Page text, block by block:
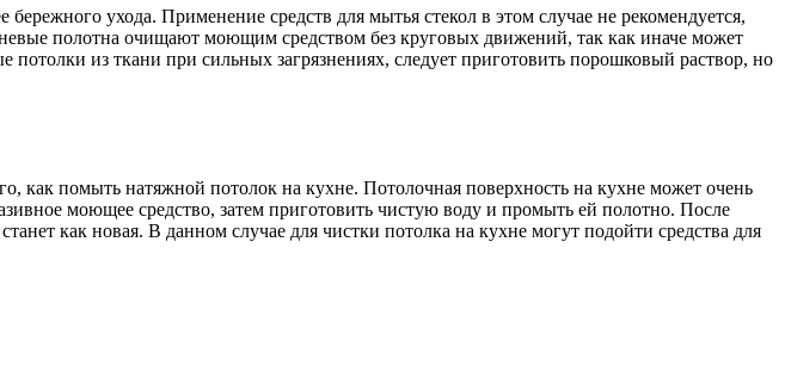
ухода. Применение средств для мытья стекол в этом случае не рекомендуется,
полотна очищают моющим средством без круговых движений, так как иначе может
из ткани при сильных загрязнениях, следует приготовить порошковый раствор, но
как помыть натяжной потолок на кухне. Потолочная поверхность на кухне может очень
моющее средство, затем приготовить чистую воду и промыть ей полотно. После
как новая. В данном случае для чистки потолка на кухне могут подойти средства для